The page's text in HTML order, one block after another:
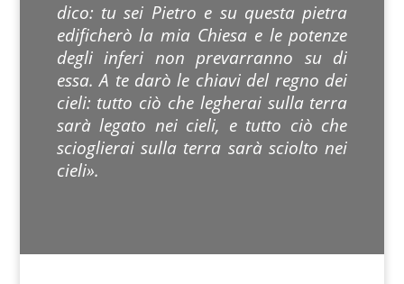
dico: tu sei Pietro e su questa pietra
edificherò la mia Chiesa e le potenze
degli inferi non prevarranno su di
essa. A te darò le chiavi del regno dei
cieli: tutto ciò che legherai sulla terra
sarà legato nei cieli, e tutto ciò che
scioglierai sulla terra sarà sciolto nei
cieli».